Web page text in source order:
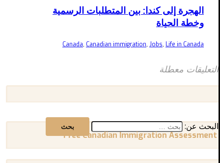
الهجرة إلى كندا: بين المتطلبات الرسمية
وخطة الحياة
Canada, Canadian immigration, Jobs, Life in Canada
التعليقات معطلة
البحث عن:
Free Canadian Immigration Assessment